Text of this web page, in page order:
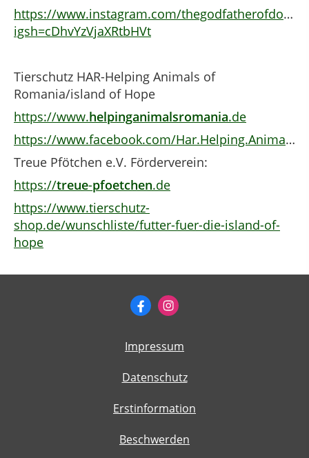
https://www.instagram.com/thegodfatherofdogs?
igsh=cDhvYzVjaXRtbHVt
Tierschutz HAR-Helping Animals of
Romania/island of Hope
https://www.helpinganimalsromania.de
https://www.facebook.com/Har.Helping.Animals.of.Romania.har/
Treue Pfötchen e.V. Förderverein:
https://treue-pfoetchen.de
https://www.tierschutz-
shop.de/wunschliste/futter-fuer-die-island-of-
hope
Impressum
Datenschutz
Erstinformation
Beschwerden